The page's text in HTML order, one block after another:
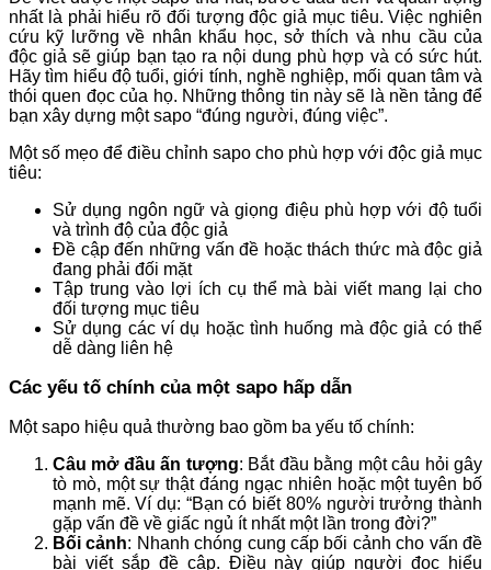
nhất là phải hiểu rõ đối tượng độc giả mục tiêu. Việc nghiên
cứu kỹ lưỡng về nhân khẩu học, sở thích và nhu cầu của
độc giả sẽ giúp bạn tạo ra nội dung phù hợp và có sức hút.
Hãy tìm hiểu độ tuổi, giới tính, nghề nghiệp, mối quan tâm và
thói quen đọc của họ. Những thông tin này sẽ là nền tảng để
bạn xây dựng một sapo “đúng người, đúng việc”.
Một số mẹo để điều chỉnh sapo cho phù hợp với độc giả mục
tiêu:
Sử dụng ngôn ngữ và giọng điệu phù hợp với độ tuổi
và trình độ của độc giả
Đề cập đến những vấn đề hoặc thách thức mà độc giả
đang phải đối mặt
Tập trung vào lợi ích cụ thể mà bài viết mang lại cho
đối tượng mục tiêu
Sử dụng các ví dụ hoặc tình huống mà độc giả có thể
dễ dàng liên hệ
Các yếu tố chính của một sapo hấp dẫn
Một sapo hiệu quả thường bao gồm ba yếu tố chính:
Câu mở đầu ấn tượng: Bắt đầu bằng một câu hỏi gây
tò mò, một sự thật đáng ngạc nhiên hoặc một tuyên bố
mạnh mẽ. Ví dụ: “Bạn có biết 80% người trưởng thành
gặp vấn đề về giấc ngủ ít nhất một lần trong đời?”
Bối cảnh: Nhanh chóng cung cấp bối cảnh cho vấn đề
bài viết sắp đề cập. Điều này giúp người đọc hiểu